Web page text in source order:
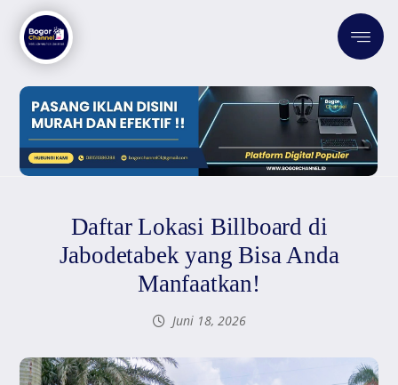
Daftar Lokasi Billboard di
Jabodetabek yang Bisa Anda
Manfaatkan!
Juni 18, 2026